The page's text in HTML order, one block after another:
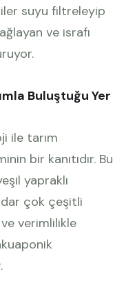
suyu filtreleyip
ve israfı
Buluştuğu Yer
ile tarım
bir kanıtıdır. Bu
yapraklı
çok çeşitli
verimlilikle